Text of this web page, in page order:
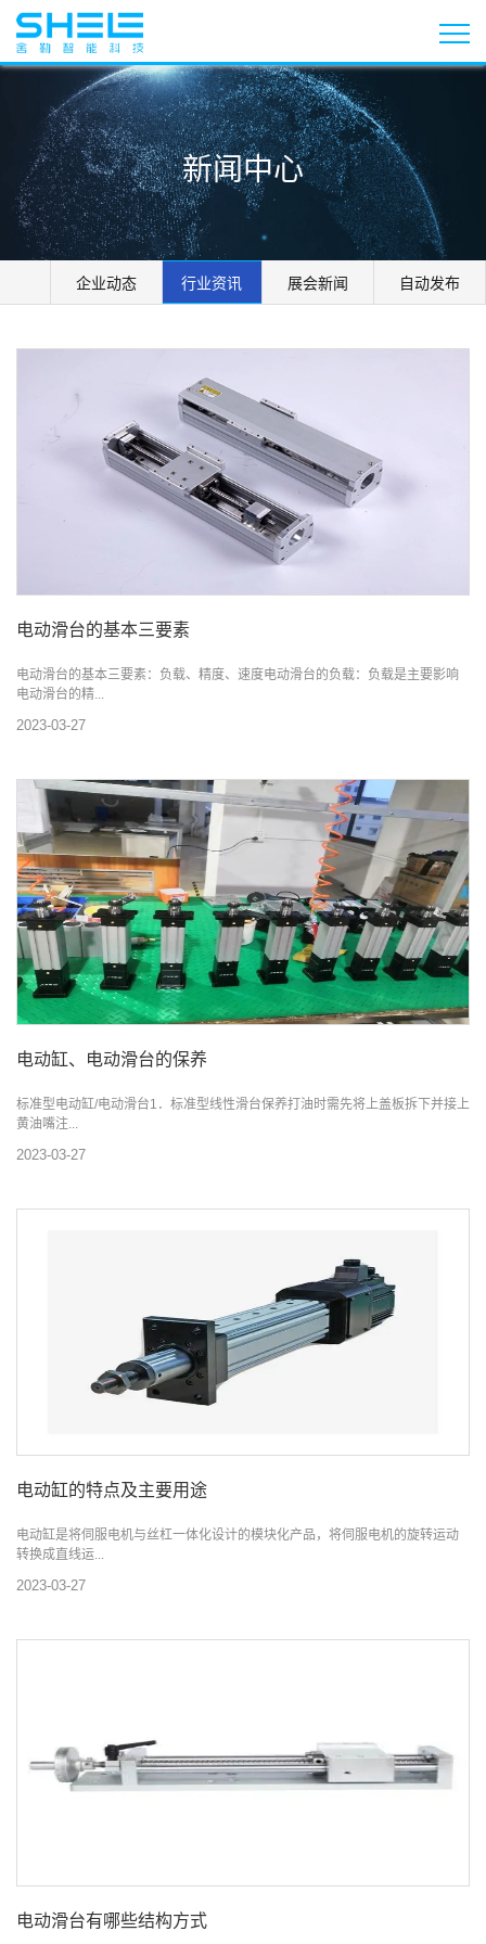
新闻中心
企业动态 行业资讯 展会新闻 自动发布
电动滑台的基本三要素
电动滑台的基本三要素：负载、精度、速度电动滑台的负载：负载是主要影响
电动滑台的精...
2023-03-27
电动缸、电动滑台的保养
标准型电动缸/电动滑台1．标准型线性滑台保养打油时需先将上盖板拆下并接上
黄油嘴注...
2023-03-27
电动缸的特点及主要用途
电动缸是将伺服电机与丝杠一体化设计的模块化产品，将伺服电机的旋转运动
转换成直线运...
2023-03-27
电动滑台有哪些结构方式